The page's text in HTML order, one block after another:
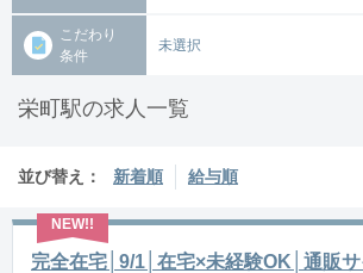
こだわり
条件
未選択
栄町駅の求人一覧
並び替え： 新着順 給与順
完全在宅│9/1│在宅×未経験OK│通販